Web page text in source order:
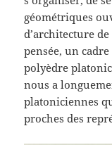
géométriques
d’architecture
pensée, un
polyèdre
nous a
platoniciennes
proches des